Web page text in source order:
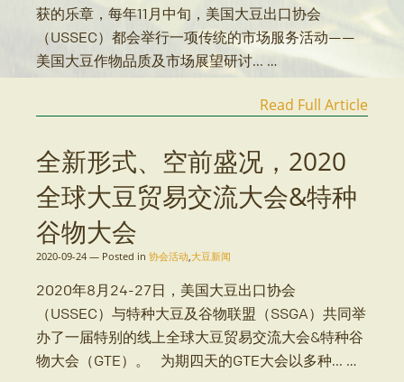
获的乐章，每年11月中旬，美国大豆出口协会
（USSEC）都会举行一项传统的市场服务活动——
美国大豆作物品质及市场展望研讨... …
Read Full Article
全新形式、空前盛况，2020
全球大豆贸易交流大会&特种
谷物大会
2020-09-24 — Posted in 协会活动 大豆新闻
2020年8月24-27日，美国大豆出口协会
（USSEC）与特种大豆及谷物联盟（SSGA）共同举
办了一届特别的线上全球大豆贸易交流大会&特种谷
物大会（GTE）。 为期四天的GTE大会以多种... …